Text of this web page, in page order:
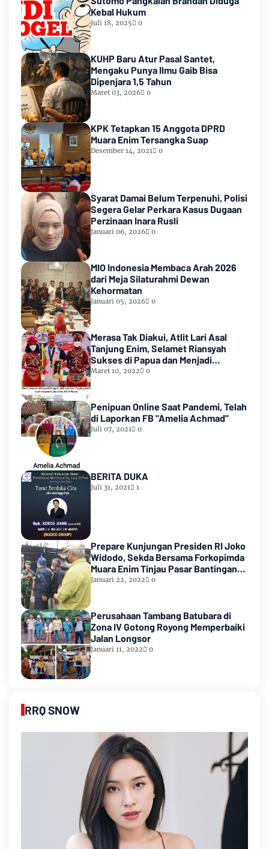
Kebal Hukum
Juli 18, 2025 0
KUHP Baru Atur Pasal Santet,
Mengaku Punya Ilmu Gaib Bisa
Dipenjara 1,5 Tahun
Maret 03, 2026 0
KPK Tetapkan 15 Anggota DPRD
Muara Enim Tersangka Suap
Desember 14, 2021 0
Syarat Damai Belum Terpenuhi, Polisi
Segera Gelar Perkara Kasus Dugaan
Perzinaan Inara Rusli
Januari 06, 2026 0
MIO Indonesia Membaca Arah 2026
dari Meja Silaturahmi Dewan
Kehormatan
Januari 05, 2026 0
Merasa Tak Diakui, Atlit Lari Asal
Tanjung Enim, Selamet Riansyah
Sukses di Papua dan Menjadi
Miliarder
Maret 10, 2022 0
Penipuan Online Saat Pandemi, Telah
di Laporkan FB "Amelia Achmad"
Juli 07, 2021 0
BERITA DUKA
Juli 31, 2021 1
Prepare Kunjungan Presiden RI Joko
Widodo, Sekda Bersama Forkopimda
Muara Enim Tinjau Pasar Bantingan
Tanjung Enim
Januari 22, 2022 0
Perusahaan Tambang Batubara di
Zona IV Gotong Royong Memperbaiki
Jalan Longsor
Januari 11, 2022 0
RRQ SNOW